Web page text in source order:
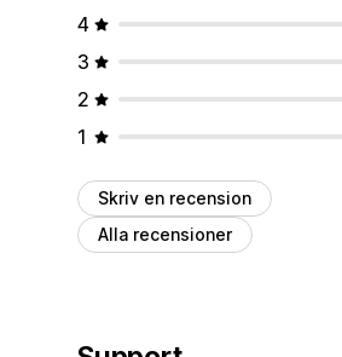
4
3
2
1
Skriv en recension
Alla recensioner